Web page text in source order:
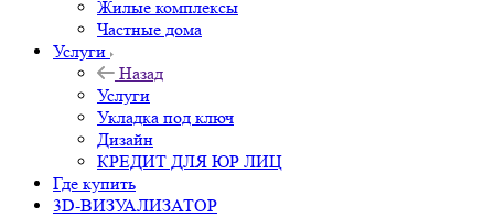
Жилые комплексы
Частные дома
Услуги
Назад
Услуги
Укладка под ключ
Дизайн
КРЕДИТ ДЛЯ ЮР ЛИЦ
Где купить
3D-ВИЗУАЛИЗАТОР